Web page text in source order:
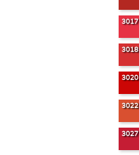
3017
3018
3020
3022
3027